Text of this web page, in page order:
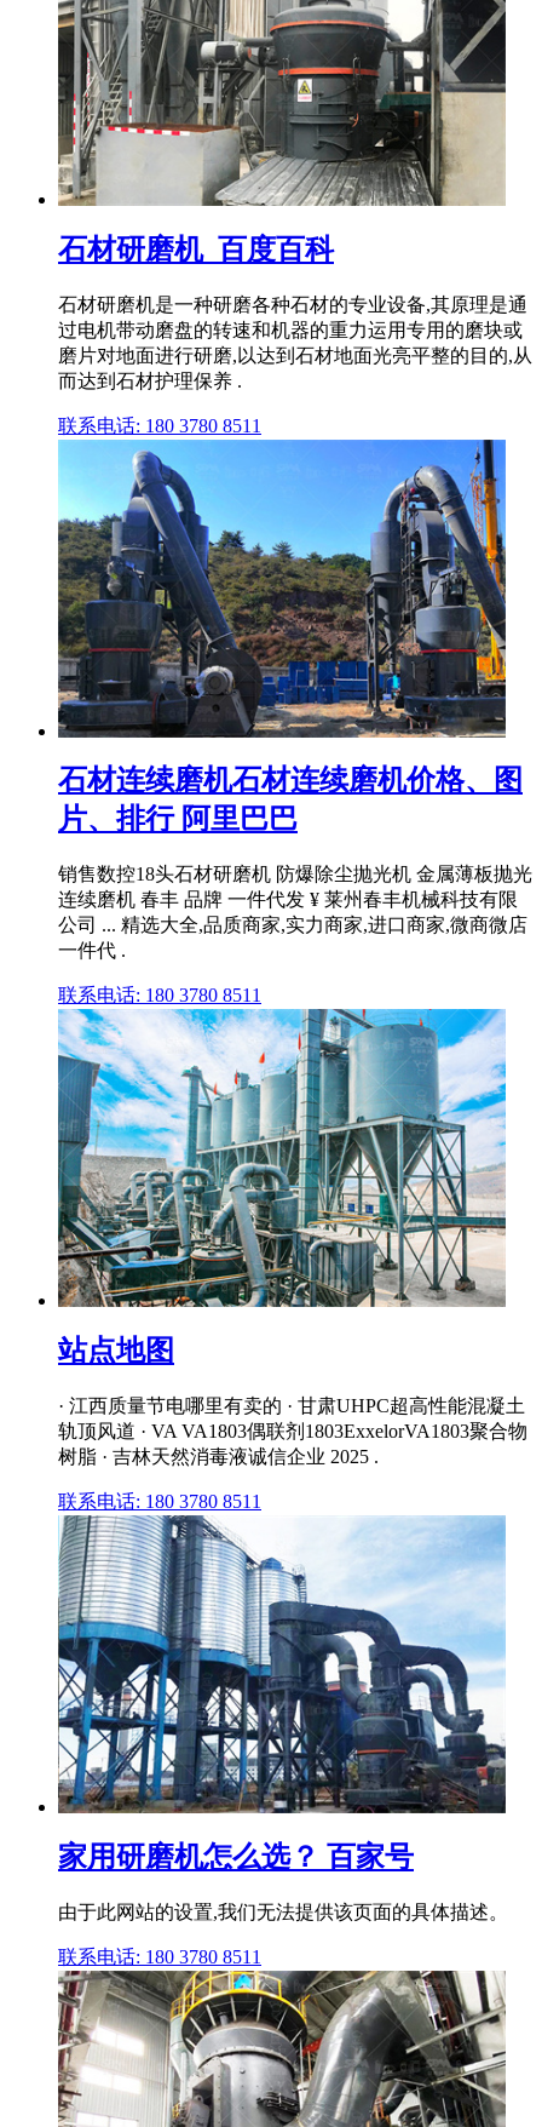
石材研磨机_百度百科
石材研磨机是一种研磨各种石材的专业设备,其原理是通
过电机带动磨盘的转速和机器的重力运用专用的磨块或
磨片对地面进行研磨,以达到石材地面光亮平整的目的,从
而达到石材护理保养 .
联系电话: 180 3780 8511
石材连续磨机石材连续磨机价格、图
片、排行 阿里巴巴
销售数控18头石材研磨机 防爆除尘抛光机 金属薄板抛光
连续磨机 春丰 品牌 一件代发 ¥ 莱州春丰机械科技有限
公司 ... 精选大全,品质商家,实力商家,进口商家,微商微店
一件代 .
联系电话: 180 3780 8511
站点地图
· 江西质量节电哪里有卖的 · 甘肃UHPC超高性能混凝土
轨顶风道 · VA VA1803偶联剂1803ExxelorVA1803聚合物
树脂 · 吉林天然消毒液诚信企业 2025 .
联系电话: 180 3780 8511
家用研磨机怎么选？ 百家号
由于此网站的设置,我们无法提供该页面的具体描述。
联系电话: 180 3780 8511